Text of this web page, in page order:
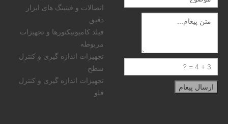
اتصالات و فیتینگ های ابزار
دقیق
فیلد کامیونیکتورها و تجهیزات
مربوطه
تجهیزات اندازه گیری و کنترل
سطح
تجهیزات اندازه گیری و کنترل
فلو